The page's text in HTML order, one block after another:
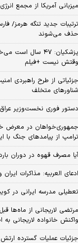
میزبانی آمریکا از مجمع
ترتیبات جدید تنگه هرمز/
حذف می‌شوند
پزشکیان: ۴۷ سال
وقتش نیست +فیلم
شناورهای متخلف
دستور فوری نخست‌وزیر عراق
جمهوری‌خواهان در معرض
ترامپ از پیامدهای جنگ با
آیا مصرف قهوه در دوران
ادعای العربیه: مذاکرات
تعطیلی مدرسه ایرانی در
مرتضی لاریجانی از ماه‌ها
واکنش خانواده لاریجانی به
جزئیات عملیات گسترده